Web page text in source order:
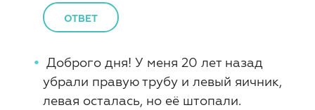
ОТВЕТ
Доброго дня! У меня 20 лет назад
убрали правую трубу и левый яичник,
левая осталась, но её штопали.